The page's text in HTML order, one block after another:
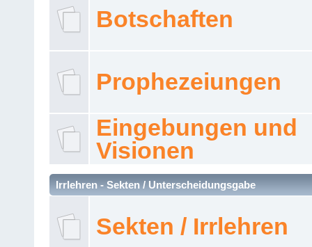
Botschaften
Prophezeiungen
Eingebungen und
Visionen
Irrlehren - Sekten / Unterscheidungsgabe
Sekten / Irrlehren